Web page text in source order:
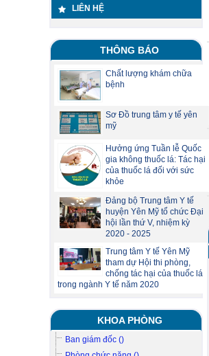
LIÊN HỆ
THÔNG BÁO
Chất lượng khám chữa
bệnh
Sơ Đồ trung tâm y tế yên
mỹ
Hưởng ứng Tuần lễ Quốc
gia không thuốc lá: Tác hại
của thuốc lá đối với sức
khỏe
Đảng bộ Trung tâm Y tế
huyện Yên Mỹ tổ chức Đại
hội lần thứ V, nhiệm kỳ
2020 - 2025
Trung tâm Y tế Yên Mỹ
tham dự Hội thi phòng,
chống tác hại của thuốc lá
trong ngành Y tế năm 2020
KHOA PHÒNG
Ban giám đốc ()